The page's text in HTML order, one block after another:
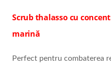
Scrub thalasso cu
marină
Perfect pentru combaterea